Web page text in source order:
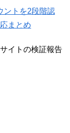
ントを2段階認
まとめ
イトの検証報告